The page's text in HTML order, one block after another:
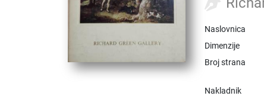
Naslovnica
Dimenzije
Broj strana
Nakladnik